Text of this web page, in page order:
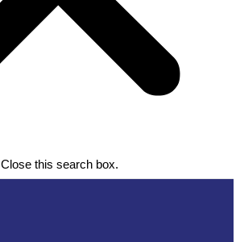
Close this search box.